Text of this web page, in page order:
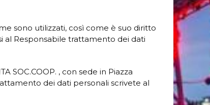
sono utilizzati, così come è suo diritto
al Responsabile trattamento dei dati
SOC.COOP. , con sede in Piazza
dei dati personali scrivete al